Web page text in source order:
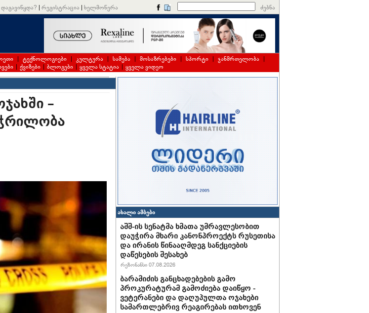
დაგავიწყდა? | რეგისტრაცია | ხელმოწერა ძებნა
| ტექნოლოგიები | კულტურა | სამება | მოსაზრებები | სპორტი | ჯანმრთელობა |
| ქვიზები | ბლოგები | ყველა სტატია | ყველა ვიდეო
–
ახალი ამბები
აშშ-ის სენატმა ხმათა უმრავლესობით
დაუჭირა მხარი კანონპროექტს რუსეთისა
და ირანის წინააღმდეგ სანქციების
დაწესების შესახებ
რეზონანსი 07.08.2026
ბარამიძის განცხადებების გამო
პროკურატურამ გამოძიება დაიწყო -
ვეტერანები და დაღუპულთა ოჯახები
სამართლებრივ რეაგირებას ითხოვენ